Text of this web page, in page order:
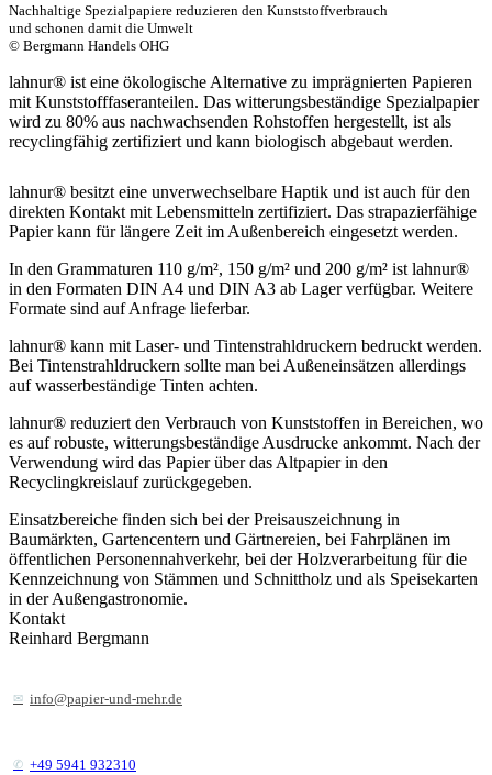
Nachhaltige Spezialpapiere reduzieren den Kunststoffverbrauch
und schonen damit die Umwelt
© Bergmann Handels OHG
lahnur® ist eine ökologische Alternative zu imprägnierten Papieren
mit Kunststofffaseranteilen. Das witterungsbeständige Spezialpapier
wird zu 80% aus nachwachsenden Rohstoffen hergestellt, ist als
recyclingfähig zertifiziert und kann biologisch abgebaut werden.
lahnur® besitzt eine unverwechselbare Haptik und ist auch für den
direkten Kontakt mit Lebensmitteln zertifiziert. Das strapazierfähige
Papier kann für längere Zeit im Außenbereich eingesetzt werden.
In den Grammaturen 110 g/m², 150 g/m² und 200 g/m² ist lahnur®
in den Formaten DIN A4 und DIN A3 ab Lager verfügbar. Weitere
Formate sind auf Anfrage lieferbar.
lahnur® kann mit Laser- und Tintenstrahldruckern bedruckt werden.
Bei Tintenstrahldruckern sollte man bei Außeneinsätzen allerdings
auf wasserbeständige Tinten achten.
lahnur® reduziert den Verbrauch von Kunststoffen in Bereichen, wo
es auf robuste, witterungsbeständige Ausdrucke ankommt. Nach der
Verwendung wird das Papier über das Altpapier in den
Recyclingkreislauf zurückgegeben.
Einsatzbereiche finden sich bei der Preisauszeichnung in
Baumärkten, Gartencentern und Gärtnereien, bei Fahrplänen im
öffentlichen Personennahverkehr, bei der Holzverarbeitung für die
Kennzeichnung von Stämmen und Schnittholz und als Speisekarten
in der Außengastronomie.
Kontakt
Reinhard Bergmann
info@papier-und-mehr.de
+49 5941 932310